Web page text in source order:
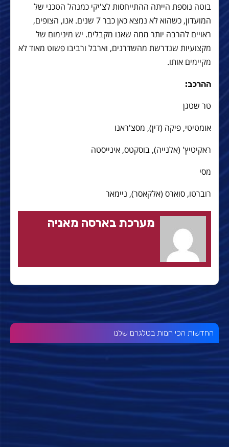
בוטה נוספת הייתה ההתייחסות לצ'יקי כמנהל הטכני של
המועדון, כשהוא לא נמצא כאן כבר 7 שנים. אנו, הצופים,
ראויים להרבה יותר ממה שאנו מקבלים. יש מינימום של
מקצועיות שנדרשת מהשדרנים, וארבל ורביבו פשוט מאוד לא
מקיימים אותו.
ההרכב:
טר שטגן
אומטיטי, פיקה (דין), מסצ'ראנו
ראקיטיץ' (אלנייה), בוסקטס, אינייסטה
מסי
רוברטו, סוארס (אלקאסר), ניימאר
מערכת בארסה מאניה
החדשות הכי חמות בטלגרם שלנו